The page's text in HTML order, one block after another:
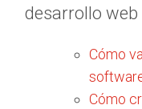
desarrollo
Cómo
Cómo